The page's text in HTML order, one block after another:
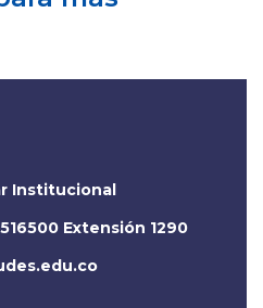
Institucional
Extensión 1290